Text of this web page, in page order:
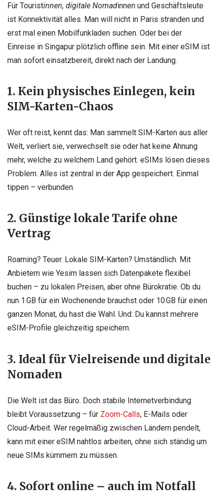
Für Touristinnen, digitale Nomadinnen und Geschäftsleute
ist Konnektivität alles. Man will nicht in Paris stranden und
erst mal einen Mobilfunkladen suchen. Oder bei der
Einreise in Singapur plötzlich offline sein. Mit einer eSIM ist
man sofort einsatzbereit, direkt nach der Landung.
1. Kein physisches Einlegen, kein
SIM-Karten-Chaos
Wer oft reist, kennt das: Man sammelt SIM-Karten aus aller
Welt, verliert sie, verwechselt sie oder hat keine Ahnung
mehr, welche zu welchem Land gehört. eSIMs lösen dieses
Problem. Alles ist zentral in der App gespeichert. Einmal
tippen – verbunden.
2. Günstige lokale Tarife ohne
Vertrag
Roaming? Teuer. Lokale SIM-Karten? Umständlich. Mit
Anbietern wie Yesim lassen sich Datenpakete flexibel
buchen – zu lokalen Preisen, aber ohne Bürokratie. Ob du
nun 1 GB für ein Wochenende brauchst oder 10 GB für einen
ganzen Monat, du hast die Wahl. Und: Du kannst mehrere
eSIM-Profile gleichzeitig speichern.
3. Ideal für Vielreisende und digitale
Nomaden
Die Welt ist das Büro. Doch stabile Internetverbindung
bleibt Voraussetzung – für Zoom-Calls, E-Mails oder
Cloud-Arbeit. Wer regelmäßig zwischen Ländern pendelt,
kann mit einer eSIM nahtlos arbeiten, ohne sich ständig um
neue SIMs kümmern zu müssen.
4. Sofort online – auch im Notfall